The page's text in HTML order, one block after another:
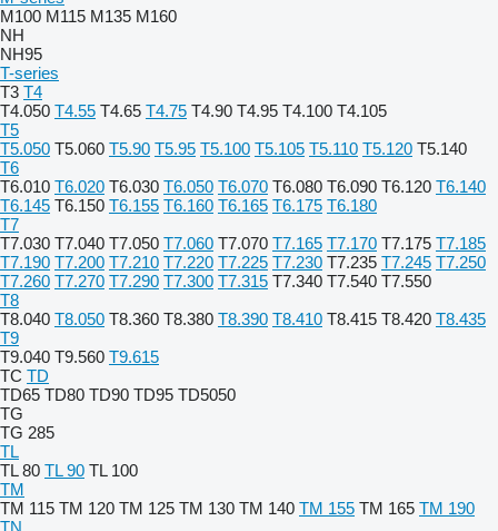
M100 M115 M135 M160
NH
NH95
T-series
T3 T4
T4.050 T4.55 T4.65 T4.75 T4.90 T4.95 T4.100 T4.105
T5
T5.050 T5.060 T5.90 T5.95 T5.100 T5.105 T5.110 T5.120 T5.140
T6
T6.010 T6.020 T6.030 T6.050 T6.070 T6.080 T6.090 T6.120 T6.140
T6.145 T6.150 T6.155 T6.160 T6.165 T6.175 T6.180
T7
T7.030 T7.040 T7.050 T7.060 T7.070 T7.165 T7.170 T7.175 T7.185
T7.190 T7.200 T7.210 T7.220 T7.225 T7.230 T7.235 T7.245 T7.250
T7.260 T7.270 T7.290 T7.300 T7.315 T7.340 T7.540 T7.550
T8
T8.040 T8.050 T8.360 T8.380 T8.390 T8.410 T8.415 T8.420 T8.435
T9
T9.040 T9.560 T9.615
TC TD
TD65 TD80 TD90 TD95 TD5050
TG
TG 285
TL
TL 80 TL 90 TL 100
TM
TM 115 TM 120 TM 125 TM 130 TM 140 TM 155 TM 165 TM 190
TN